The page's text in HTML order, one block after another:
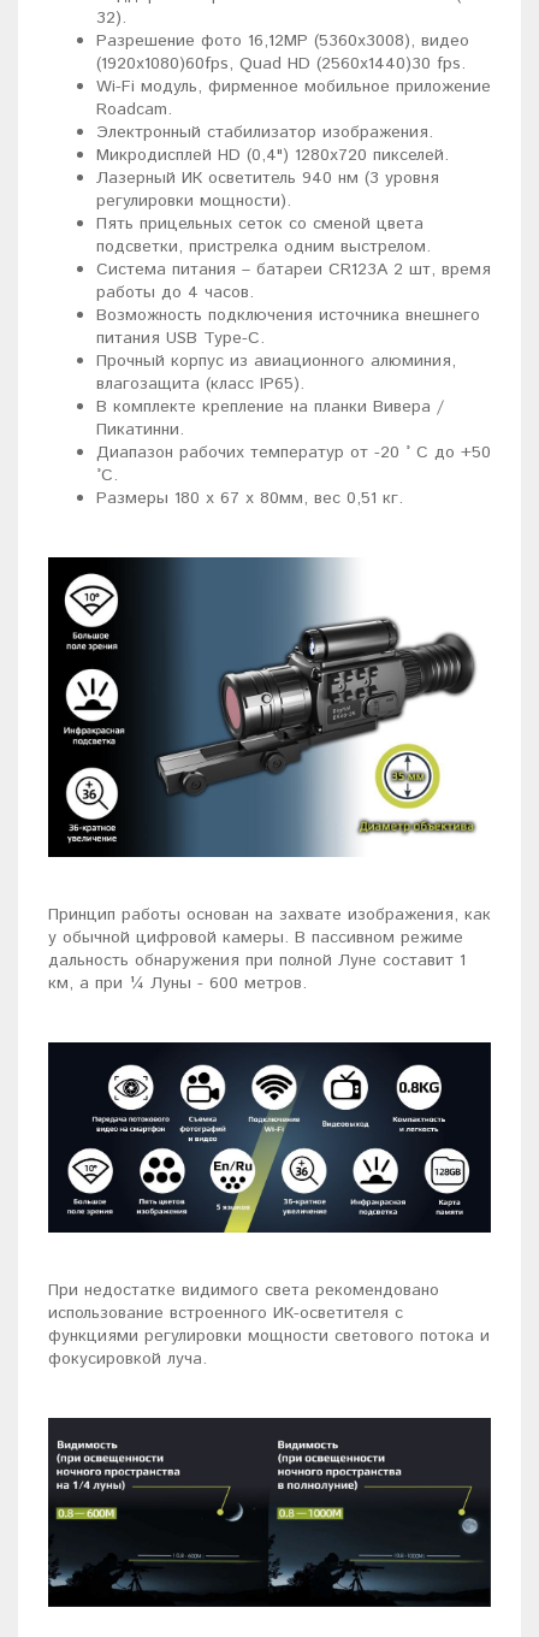
32).
Разрешение фото 16,12МР (5360х3008), видео
(1920х1080)60fps, Quad HD (2560x1440)30 fps.
Wi-Fi модуль, фирменное мобильное приложение
Roadcam.
Электронный стабилизатор изображения.
Микродисплей HD (0,4") 1280х720 пикселей.
Лазерный ИК осветитель 940 нм (3 уровня
регулировки мощности).
Пять прицельных сеток со сменой цвета
подсветки, пристрелка одним выстрелом.
Система питания – батареи CR123A 2 шт, время
работы до 4 часов.
Возможность подключения источника внешнего
питания USB Type-C.
Прочный корпус из авиационного алюминия,
влагозащита (класс IP65).
В комплекте крепление на планки Вивера /
Пикатинни.
Диапазон рабочих температур от -20 ° C до +50
°C.
Размеры 180 x 67 х 80мм, вес 0,51 кг.
Принцип работы основан на захвате изображения, как
у обычной цифровой камеры. В пассивном режиме
дальность обнаружения при полной Луне составит 1
км, а при ¼ Луны - 600 метров.
При недостатке видимого света рекомендовано
использование встроенного ИК-осветителя с
функциями регулировки мощности светового потока и
фокусировкой луча.